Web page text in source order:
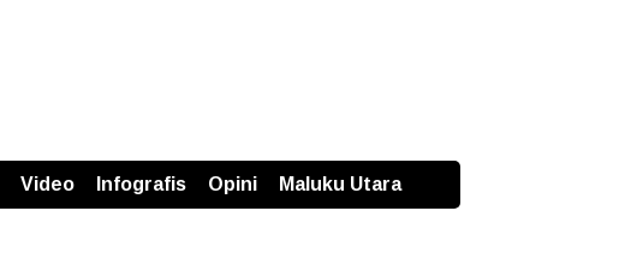
Video Infografis Opini Maluku Utara